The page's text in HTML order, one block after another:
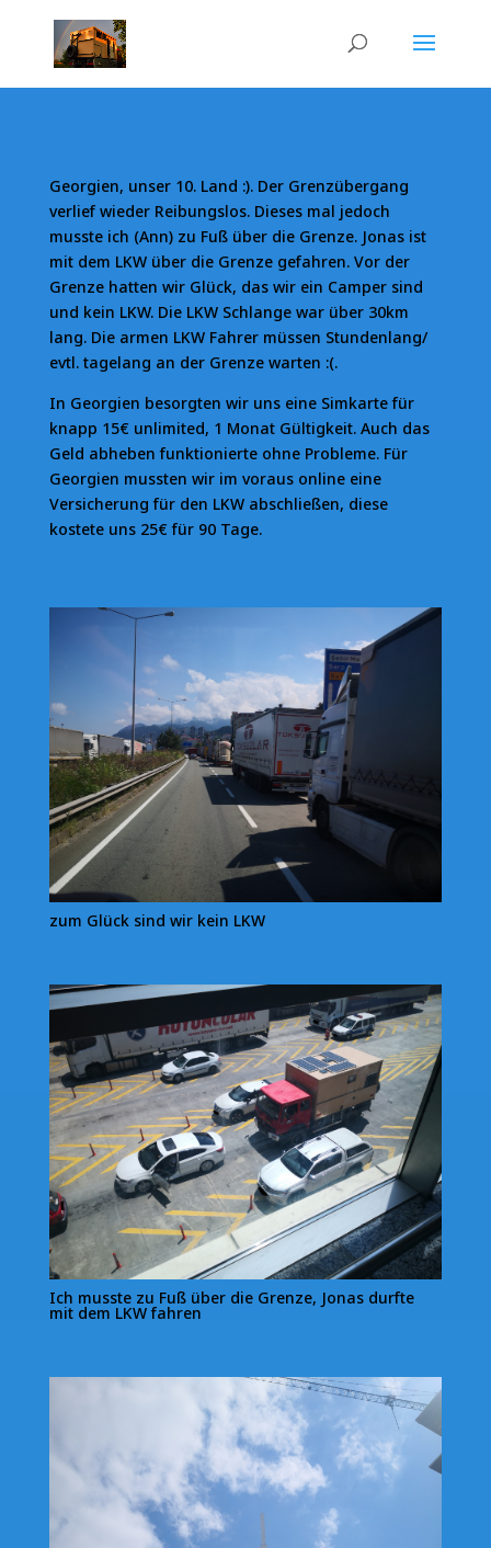
Georgien, unser 10. Land :). Der Grenzübergang
verlief wieder Reibungslos. Dieses mal jedoch
musste ich (Ann) zu Fuß über die Grenze. Jonas ist
mit dem LKW über die Grenze gefahren. Vor der
Grenze hatten wir Glück, das wir ein Camper sind
und kein LKW. Die LKW Schlange war über 30km
lang. Die armen LKW Fahrer müssen Stundenlang/
evtl. tagelang an der Grenze warten :(.
In Georgien besorgten wir uns eine Simkarte für
knapp 15€ unlimited, 1 Monat Gültigkeit. Auch das
Geld abheben funktionierte ohne Probleme. Für
Georgien mussten wir im voraus online eine
Versicherung für den LKW abschließen, diese
kostete uns 25€ für 90 Tage.
zum Glück sind wir kein LKW
Ich musste zu Fuß über die Grenze, Jonas durfte
mit dem LKW fahren